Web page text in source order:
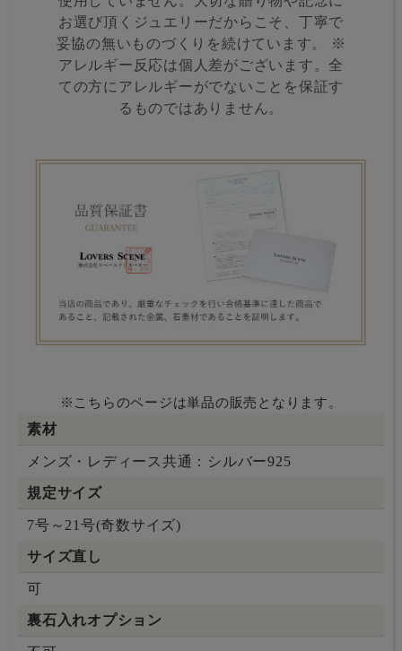
お選び頂くジュエリーだからこそ、丁寧で
妥協の無いものづくりを続けています。 ※
アレルギー反応は個人差がございます。全
ての方にアレルギーがでないことを保証す
るものではありません。
※こちらのページは単品の販売となります。
素材
メンズ・レディース共通：シルバー925
規定サイズ
7号～21号(奇数サイズ)
サイズ直し
可
裏石入れオプション